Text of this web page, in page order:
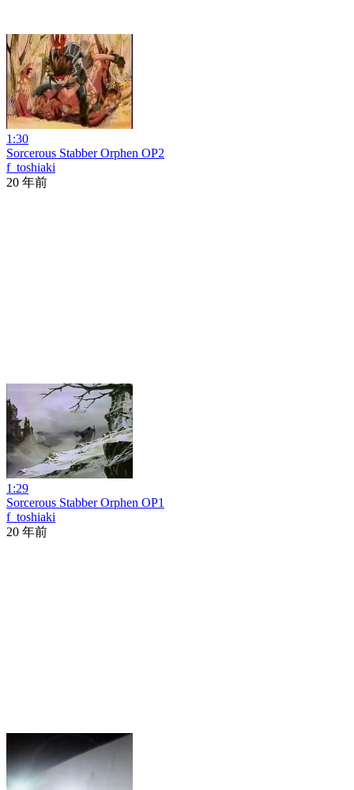
1:30
Sorcerous Stabber Orphen OP2
f_toshiaki
20 年前
1:29
Sorcerous Stabber Orphen OP1
f_toshiaki
20 年前